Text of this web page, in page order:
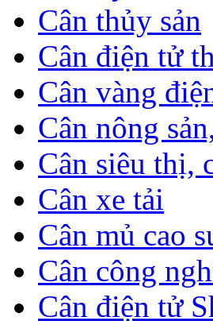
Cân thủy sản
Cân điện tử
Cân vàng
Cân nông
Cân siêu thị,
Cân xe tải
Cân mủ cao
Cân công
Cân điện tử